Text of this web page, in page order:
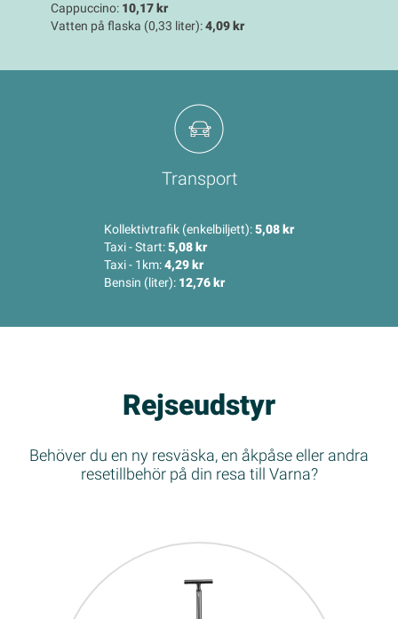
Cappuccino: 10,17 kr
Vatten på flaska (0,33 liter):4,09 kr
Transport
Kollektivtrafik (enkelbiljett):5,08 kr
Taxi - Start:5,08 kr
Taxi - 1km:4,29 kr
Bensin (liter): 12,76 kr
Rejseudstyr
Behöver du en ny resväska, en åkpåse eller andra
resetillbehör på din resa till Varna?